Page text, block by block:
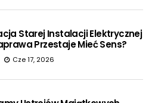
Starej Instalacji Elektrycznej
Przestaje Mieć Sens?
Cze 17, 2026